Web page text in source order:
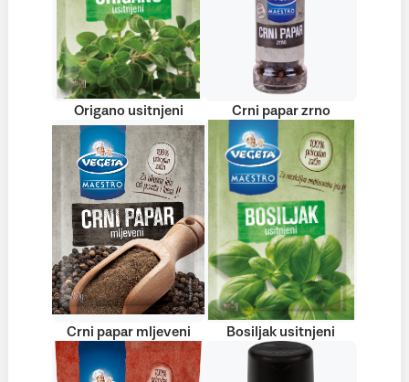
Origano usitnjeni Crni papar zrno
Crni papar mljeveni Bosiljak usitnjeni